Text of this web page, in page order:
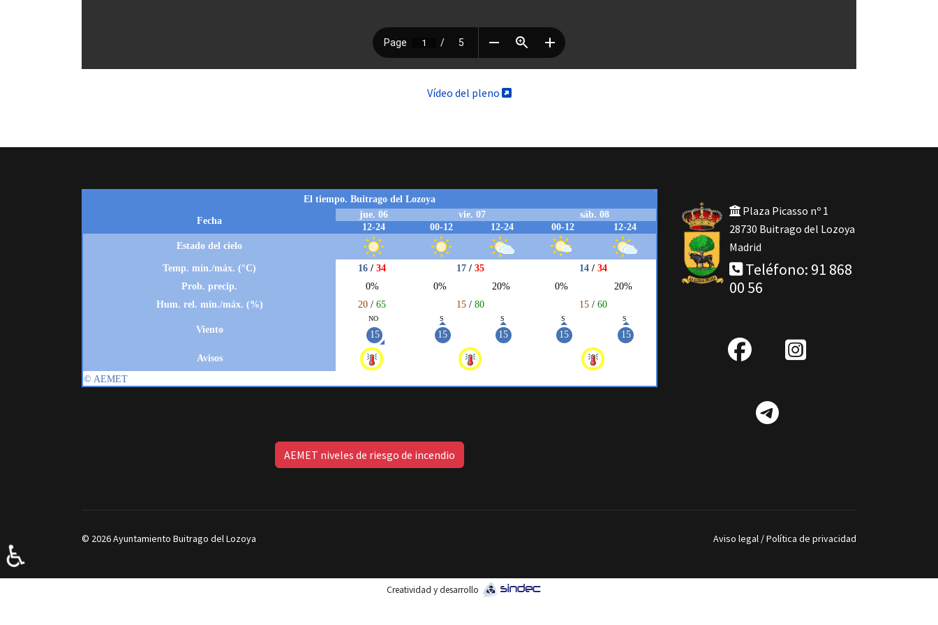
Vídeo del pleno
AEMET niveles de riesgo de incendio
Plaza Picasso nº 1
28730 Buitrago del Lozoya
Madrid
Teléfono: 91 868
00 56
fab
facebook
IG
Telegram
© 2026 Ayuntamiento Buitrago del Lozoya Aviso legal /Política de privacidad
Creatividad y desarrollo